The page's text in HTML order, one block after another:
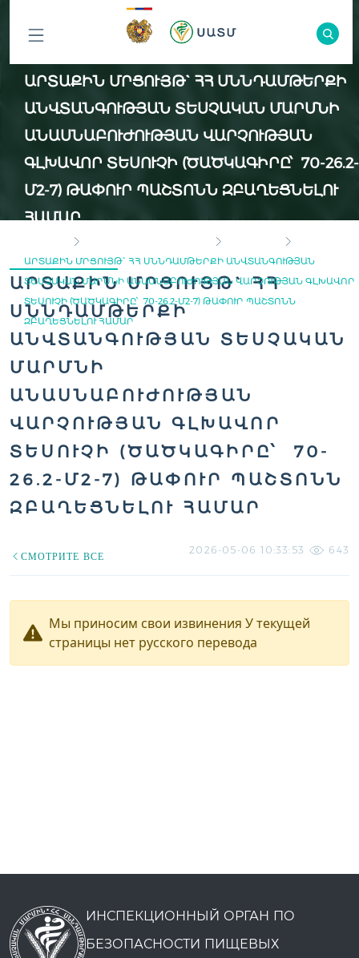
ԲՈԼՈՐ
ԲԱԺԻՆՆԵՐԸ
ԱՐՏԱՔԻՆ ՄՐՑՈՒՅԹ` ՀՀ ՍՆՆԴԱՄԹԵՐՔԻ
ԱՆՎՏԱՆԳՈՒԹՅԱՆ ՏԵՍՉԱԿԱՆ ՄԱՐՄՆԻ
ԱՆԱՍՆԱԲՈՒԺՈՒԹՅԱՆ ՎԱՐՉՈՒԹՅԱՆ
ԳԼԽԱՎՈՐ ՏԵՍՈՒՉԻ (ԾԱԾԿԱԳԻՐԸ՝ 70-26.2-
Մ2-7) ԹԱՓՈՒՐ ՊԱՇՏՈՆՆ ԶԲԱՂԵՑՆԵԼՈՒ
ՀԱՄԱՐ
ԱՐՏԱՔԻՆ ՄՐՑՈՒՅԹ` ՀՀ ՍՆՆԴԱՄԹԵՐՔԻ ԱՆՎՏԱՆԳՈՒԹՅԱՆ
ՏԵՍՉԱԿԱՆ ՄԱՐՄՆԻ ԱՆԱՍՆԱԲՈՒԺՈՒԹՅԱՆ ՎԱՐՉՈՒԹՅԱՆ ԳԼԽԱՎՈՐ
ՏԵՍՈՒՉԻ (ԾԱԾԿԱԳԻՐԸ՝ 70-26.2-Մ2-7) ԹԱՓՈՒՐ ՊԱՇՏՈՆՆ
ԶԲԱՂԵՑՆԵԼՈՒ ՀԱՄԱՐ
ԱՐՏԱՔԻՆ ՄՐՑՈՒՅԹ` ՀՀ
ՍՆՆԴԱՄԹԵՐՔԻ
ԱՆՎՏԱՆԳՈՒԹՅԱՆ ՏԵՍՉԱԿԱՆ
ՄԱՐՄՆԻ
ԱՆԱՍՆԱԲՈՒԺՈՒԹՅԱՆ
ՎԱՐՉՈՒԹՅԱՆ ԳԼԽԱՎՈՐ
ՏԵՍՈՒՉԻ (ԾԱԾԿԱԳԻՐԸ՝ 70-
26.2-Մ2-7) ԹԱՓՈՒՐ ՊԱՇՏՈՆՆ
ԶԲԱՂԵՑՆԵԼՈՒ ՀԱՄԱՐ
СМОТРИТЕ ВСЕ
2026-05-06 10:33:53 643
Мы приносим свои извинения У текущей
страницы нет русского перевода
ИНСПЕКЦИОННЫЙ ОРГАН ПО
БЕЗОПАСНОСТИ ПИЩЕВЫХ